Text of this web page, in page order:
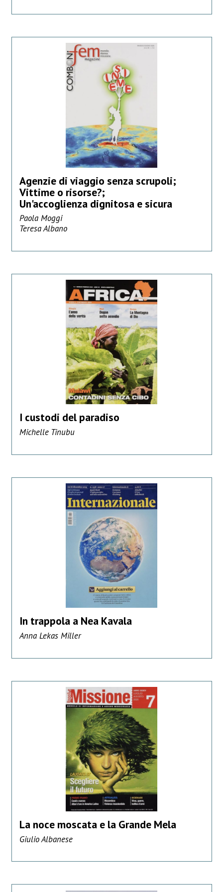
Agenzie di viaggio senza scrupoli;
Vittime o risorse?;
Un'accoglienza dignitosa e sicura
Paola Moggi
Teresa Albano
I custodi del paradiso
Michelle Tinubu
In trappola a Nea Kavala
Anna Lekas Miller
La noce moscata e la Grande Mela
Giulio Albanese